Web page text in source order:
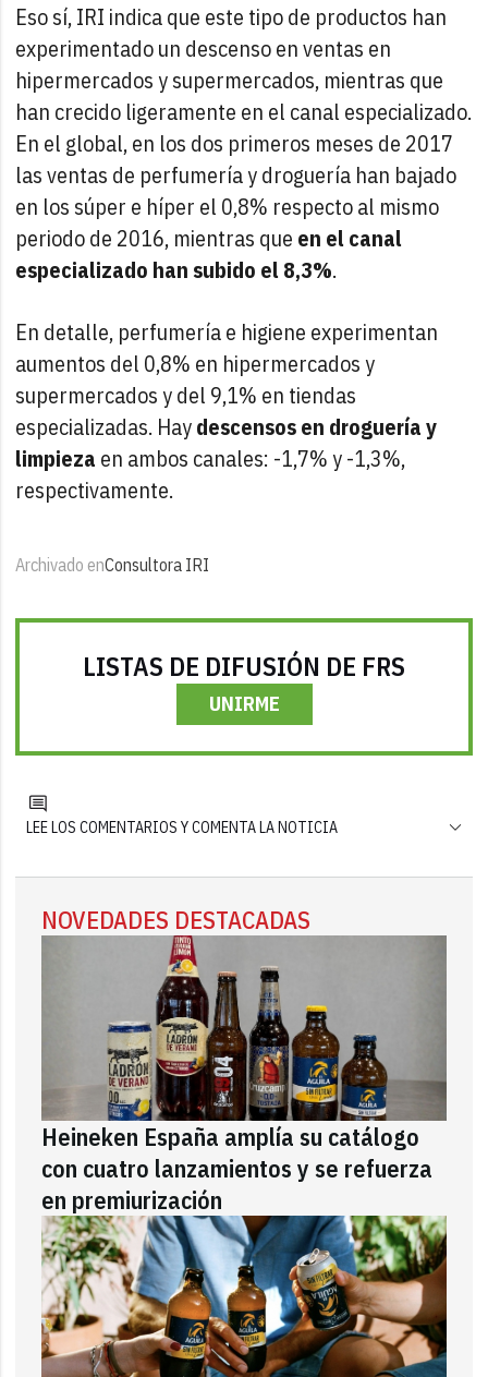
Eso sí, IRI indica que este tipo de productos han
experimentado un descenso en ventas en
hipermercados y supermercados, mientras que
han crecido ligeramente en el canal especializado.
En el global, en los dos primeros meses de 2017
las ventas de perfumería y droguería han bajado
en los súper e híper el 0,8% respecto al mismo
periodo de 2016, mientras que en el canal
especializado han subido el 8,3%.
En detalle, perfumería e higiene experimentan
aumentos del 0,8% en hipermercados y
supermercados y del 9,1% en tiendas
especializadas. Haydescensos en droguería y
limpieza en ambos canales: -1,7% y -1,3%,
respectivamente.
Archivado enConsultora IRI
LISTAS DE DIFUSIÓN DE FRS
UNIRME
LEE LOS COMENTARIOS Y COMENTA LA NOTICIA
NOVEDADES DESTACADAS
Heineken España amplía su catálogo
con cuatro lanzamientos y se refuerza
en premiurización